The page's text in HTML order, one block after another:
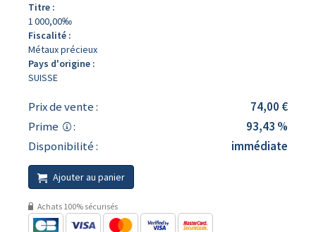
Titre :
1 000,00‰
Fiscalité :
Métaux précieux
Pays d'origine :
SUISSE
Prix de vente :
74,00 €
Prime
:
93,43 %
Disponibilité :
immédiate
Ajouter au panier
Achats 100% sécurisés